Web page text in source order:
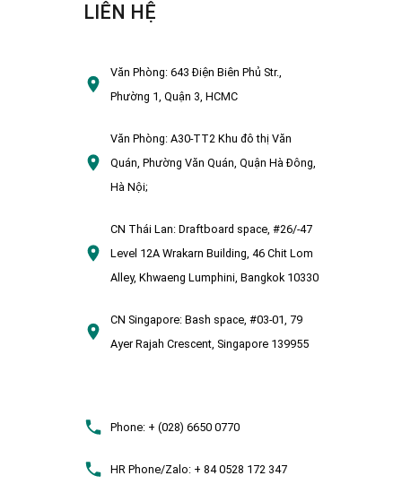
LIÊN HỆ
Văn Phòng:643 Điện Biên Phủ Str.,
Phường 1, Quận 3, HCMC
Văn Phòng:A30-TT2 Khu đô thị Văn
Quán, Phường Văn Quán, Quận Hà Đông,
Hà Nội;
CN Thái Lan: Draftboard space, #26/-47
Level 12A Wrakarn Building, 46 Chit Lom
Alley, Khwaeng Lumphini, Bangkok 10330
CN Singapore: Bash space, #03-01, 79
Ayer Rajah Crescent, Singapore 139955
Phone:+ (028) 6650 0770
HR Phone/Zalo:+ 84 0528 172 347